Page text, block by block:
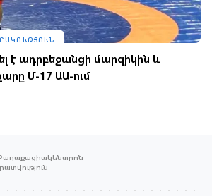
է ադրբեջանցի մարզիկին և
Մ-17 ԱԱ-ում